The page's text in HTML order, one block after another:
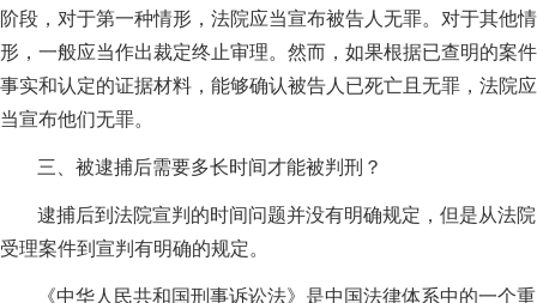
阶段，对于第一种情形，法院应当宣布被告人无罪。对于其他情
形，一般应当作出裁定终止审理。然而，如果根据已查明的案件
事实和认定的证据材料，能够确认被告人已死亡且无罪，法院应
当宣布他们无罪。
三、被逮捕后需要多长时间才能被判刑？
逮捕后到法院宣判的时间问题并没有明确规定，但是从法院
受理案件到宣判有明确的规定。
《中华人民共和国刑事诉讼法》是中国法律体系中的一个重